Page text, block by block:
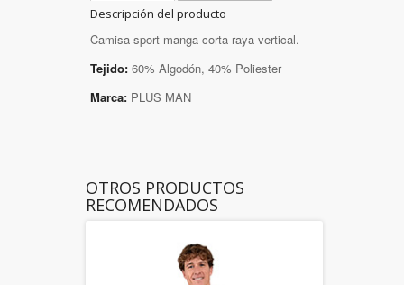
Descripción del producto
Camisa sport manga corta raya vertical.
Tejido: 60% Algodón, 40% Poliester
Marca: PLUS MAN
OTROS PRODUCTOS
RECOMENDADOS